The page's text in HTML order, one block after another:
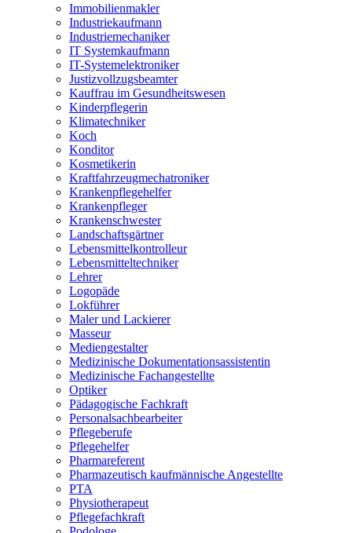
Immobilienmakler
Industriekaufmann
Industriemechaniker
IT Systemkaufmann
IT-Systemelektroniker
Justizvollzugsbeamter
Kauffrau im Gesundheitswesen
Kinderpflegerin
Klimatechniker
Koch
Konditor
Kosmetikerin
Kraftfahrzeugmechatroniker
Krankenpflegehelfer
Krankenpfleger
Krankenschwester
Landschaftsgärtner
Lebensmittelkontrolleur
Lebensmitteltechniker
Lehrer
Logopäde
Lokführer
Maler und Lackierer
Masseur
Mediengestalter
Medizinische Dokumentationsassistentin
Medizinische Fachangestellte
Optiker
Pädagogische Fachkraft
Personalsachbearbeiter
Pflegeberufe
Pflegehelfer
Pharmareferent
Pharmazeutisch kaufmännische Angestellte
PTA
Physiotherapeut
Pflegefachkraft